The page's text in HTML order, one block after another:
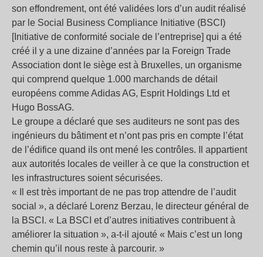
son effondrement, ont été validées lors d’un audit réalisé
par le Social Business Compliance Initiative (BSCI)
[Initiative de conformité sociale de l’entreprise] qui a été
créé il y a une dizaine d’années par la Foreign Trade
Association dont le siège est à Bruxelles, un organisme
qui comprend quelque 1.000 marchands de détail
européens comme Adidas AG, Esprit Holdings Ltd et
Hugo BossAG.
Le groupe a déclaré que ses auditeurs ne sont pas des
ingénieurs du bâtiment et n’ont pas pris en compte l’état
de l’édifice quand ils ont mené les contrôles. Il appartient
aux autorités locales de veiller à ce que la construction et
les infrastructures soient sécurisées.
« Il est très important de ne pas trop attendre de l’audit
social », a déclaré Lorenz Berzau, le directeur général de
la BSCI. « La BSCI et d’autres initiatives contribuent à
améliorer la situation », a-t-il ajouté « Mais c’est un long
chemin qu’il nous reste à parcourir. »